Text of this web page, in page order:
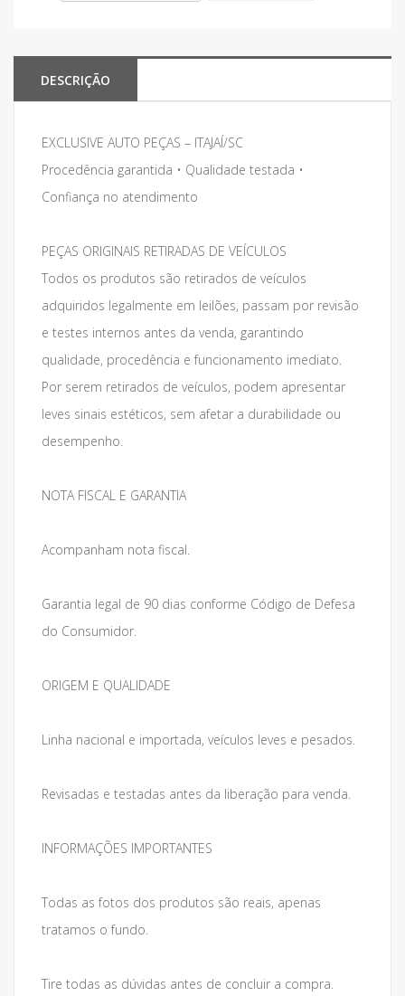
DESCRIÇÃO
EXCLUSIVE AUTO PEÇAS – ITAJAÍ/SC
Procedência garantida • Qualidade testada •
Confiança no atendimento
PEÇAS ORIGINAIS RETIRADAS DE VEÍCULOS
Todos os produtos são retirados de veículos
adquiridos legalmente em leilões, passam por revisão
e testes internos antes da venda, garantindo
qualidade, procedência e funcionamento imediato.
Por serem retirados de veículos, podem apresentar
leves sinais estéticos, sem afetar a durabilidade ou
desempenho.
NOTA FISCAL E GARANTIA
Acompanham nota fiscal.
Garantia legal de 90 dias conforme Código de Defesa
do Consumidor.
ORIGEM E QUALIDADE
Linha nacional e importada, veículos leves e pesados.
Revisadas e testadas antes da liberação para venda.
INFORMAÇÕES IMPORTANTES
Todas as fotos dos produtos são reais, apenas
tratamos o fundo.
Tire todas as dúvidas antes de concluir a compra.